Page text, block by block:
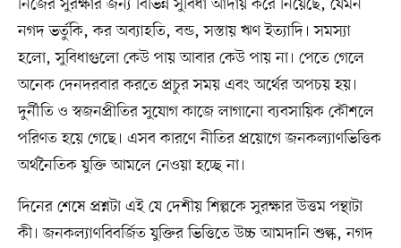
নিজের সুরক্ষার জন্য বিভিন্ন সুবিধা আদায় করে নিয়েছে, যেমন
নগদ ভর্তুকি, কর অব্যাহতি, বন্ড, সস্তায় ঋণ ইত্যাদি। সমস্যা
হলো, সুবিধাগুলো কেউ পায় আবার কেউ পায় না। পেতে গেলে
অনেক দেনদরবার করতে প্রচুর সময় এবং অর্থের অপচয় হয়।
দুর্নীতি ও স্বজনপ্রীতির সুযোগ কাজে লাগানো ব্যবসায়িক কৌশলে
পরিণত হয়ে গেছে। এসব কারণে নীতির প্রয়োগে জনকল্যাণভিত্তিক
অর্থনৈতিক যুক্তি আমলে নেওয়া হচ্ছে না।
দিনের শেষে প্রশ্নটা এই যে দেশীয় শিল্পকে সুরক্ষার উত্তম পন্থাটা
কী। জনকল্যাণবিবর্জিত যুক্তির ভিত্তিতে উচ্চ আমদানি শুল্ক, নগদ